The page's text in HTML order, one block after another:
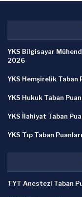
YKS Bilgisayar
2026
YKS Hemşirelik Taban
YKS Hukuk Taban
YKS İlahiyat Taban
YKS Tıp Taban
TYT Anestezi Taban